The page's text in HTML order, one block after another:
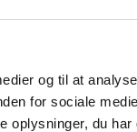
og til at
for sociale
oplysninger, du har
dog